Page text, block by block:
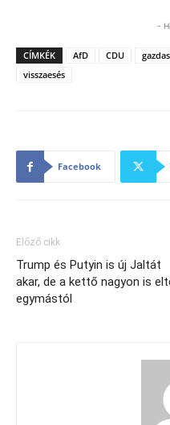
-
CÍMKÉK AfD CDU
visszaesés
Facebook
Előző cikk
Trump és Putyin is új Jaltát
akar, de a kettő nagyon is
egymástól